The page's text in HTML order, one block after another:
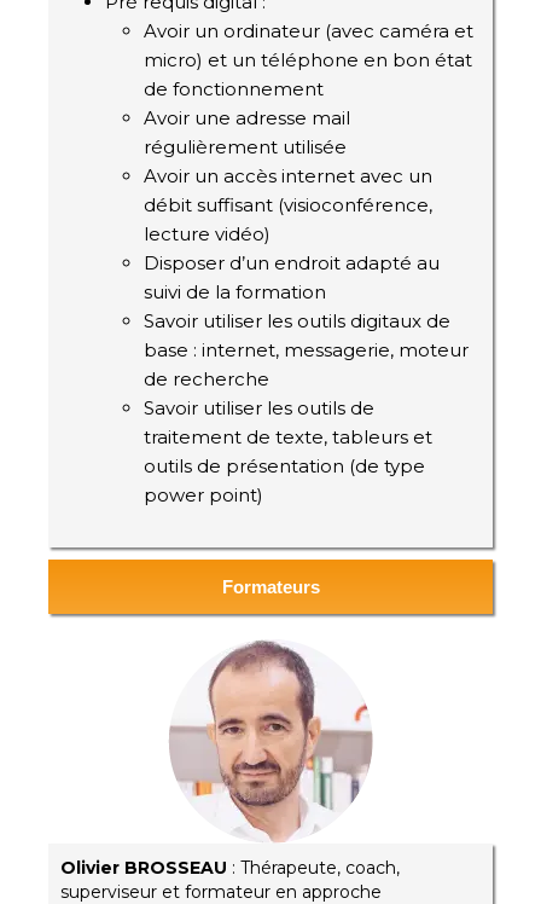
Avoir un ordinateur (avec caméra et
micro) et un téléphone en bon état
de fonctionnement
Avoir une adresse mail
régulièrement utilisée
Avoir un accès internet avec un
débit suffisant (visioconférence,
lecture vidéo)
Disposer d’un endroit adapté au
suivi de la formation
Savoir utiliser les outils digitaux de
base : internet, messagerie, moteur
de recherche
Savoir utiliser les outils de
traitement de texte, tableurs et
outils de présentation (de type
power point)
Formateurs
Olivier BROSSEAU : Thérapeute, coach,
superviseur et formateur en approche